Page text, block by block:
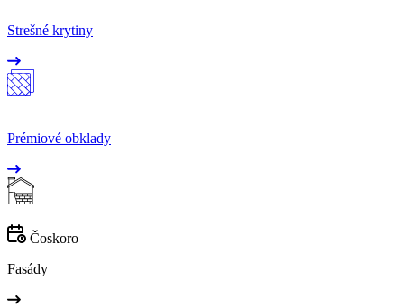
Strešné krytiny
Prémiové obklady
Čoskoro
Fasády